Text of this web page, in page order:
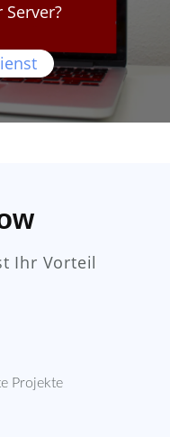
Ihr Vorteil
Projekte